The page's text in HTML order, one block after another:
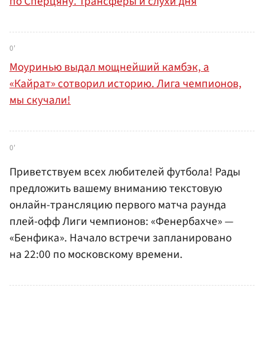
0'
Моуринью выдал мощнейший камбэк, а
«Кайрат» сотворил историю. Лига чемпионов,
мы скучали!
0'
Приветствуем всех любителей футбола! Рады
предложить вашему вниманию текстовую
онлайн-трансляцию первого матча раунда
плей-офф Лиги чемпионов: «Фенербахче» —
«Бенфика». Начало встречи запланировано
на 22:00 по московскому времени.